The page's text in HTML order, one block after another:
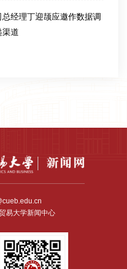
经理丁迎颉应邀作数据调
渠道
易大学新闻中心